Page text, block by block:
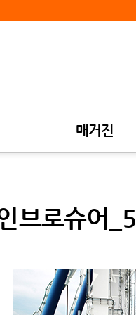
매거진
브로슈어_5